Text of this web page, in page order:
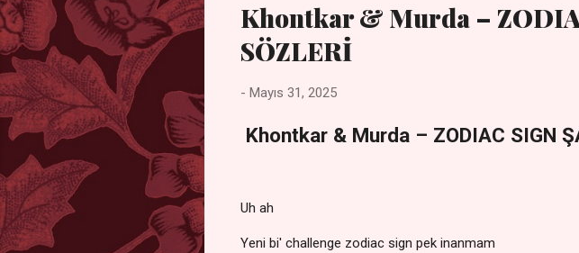
Khontkar & Murda –
SÖZLERİ
- Mayıs 31, 2025
Khontkar & Murda – ZODIAC SIGN
Uh ah
Yeni bi' challenge zodiac sign pek inanmam